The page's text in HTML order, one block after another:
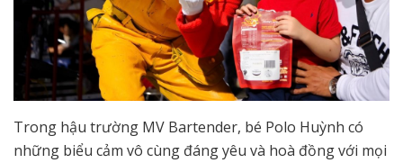
Trong hậu trường MV Bartender, bé Polo Huỳnh có
những biểu cảm vô cùng đáng yêu và hoà đồng với mọi